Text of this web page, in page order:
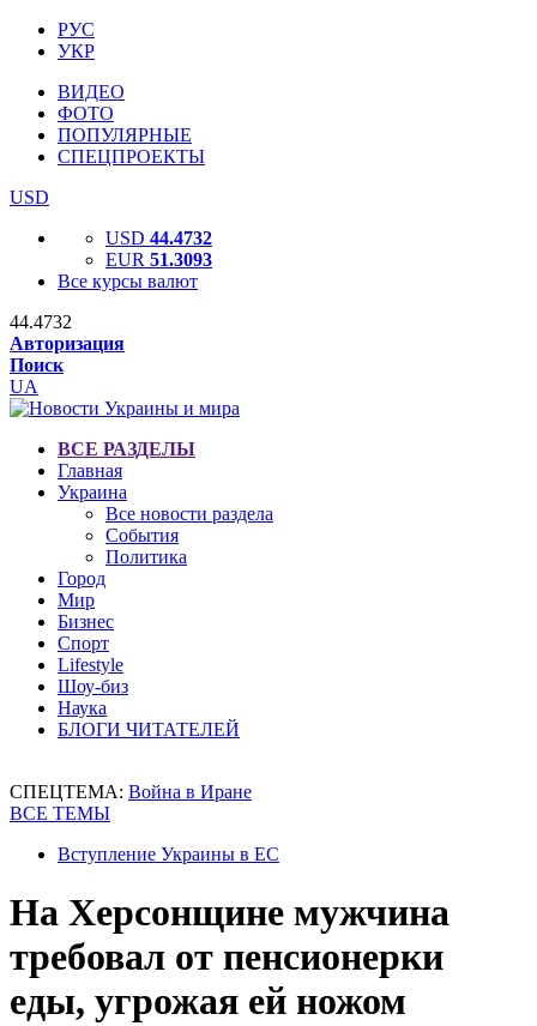
РУС
УКР
ВИДЕО
ФОТО
ПОПУЛЯРНЫЕ
СПЕЦПРОЕКТЫ
USD
USD 44.4732
EUR 51.3093
Все курсы валют
44.4732
Авторизация
Поиск
UA
ВСЕ РАЗДЕЛЫ
Главная
Украина
Все новости раздела
События
Политика
Город
Мир
Бизнес
Спорт
Lifestyle
Шоу-биз
Наука
БЛОГИ ЧИТАТЕЛЕЙ
СПЕЦТЕМА: Война в Иране
ВСЕ ТЕМЫ
Вступление Украины в ЕС
На Херсонщине мужчина
требовал от пенсионерки
еды, угрожая ей ножом